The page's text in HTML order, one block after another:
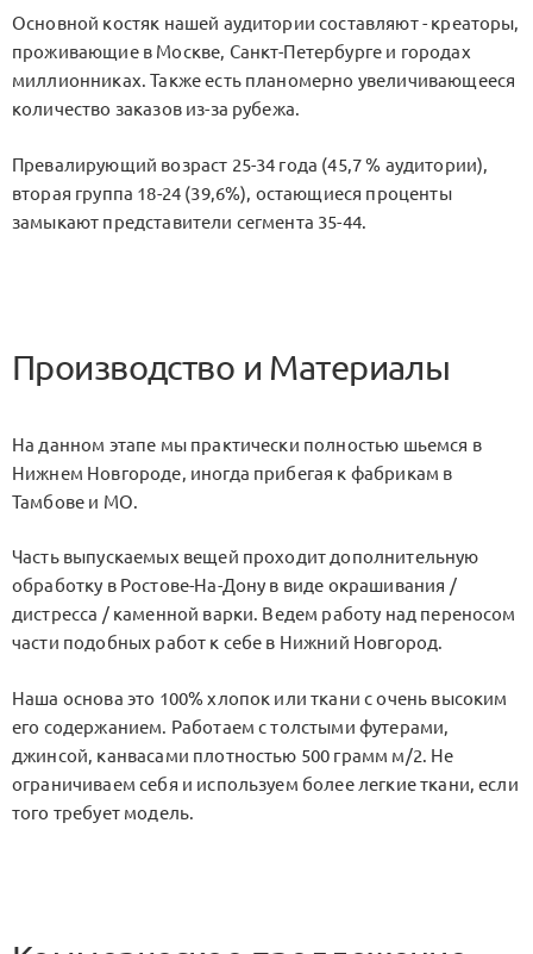
Основной костяк нашей аудитории составляют - креаторы,
проживающие в Москве, Санкт-Петербурге и городах
миллионниках. Также есть планомерно увеличивающееся
количество заказов из-за рубежа.
Превалирующий возраст 25-34 года (45,7 % аудитории),
вторая группа 18-24 (39,6%), остающиеся проценты
замыкают представители сегмента 35-44.
Производство и Материалы
На данном этапе мы практически полностью шьемся в
Нижнем Новгороде, иногда прибегая к фабрикам в
Тамбове и МО.
Часть выпускаемых вещей проходит дополнительную
обработку в Ростове-На-Дону в виде окрашивания /
дистресса / каменной варки. Ведем работу над переносом
части подобных работ к себе в Нижний Новгород.
Наша основа это 100% хлопок или ткани с очень высоким
его содержанием. Работаем с толстыми футерами,
джинсой, канвасами плотностью 500 грамм м/2. Не
ограничиваем себя и используем более легкие ткани, если
того требует модель.